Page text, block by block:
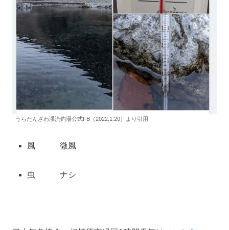
うらたんざわ渓流釣場公式FB（2022.1.20）より引用
風 微風
虫 ナシ